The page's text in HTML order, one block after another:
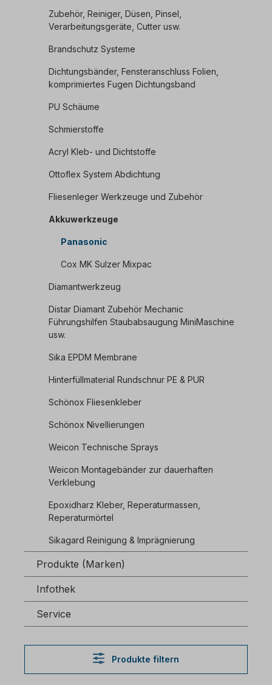
Zubehör, Reiniger, Düsen, Pinsel,
Verarbeitungsgeräte, Cutter usw.
Brandschutz Systeme
Dichtungsbänder, Fensteranschluss Folien,
komprimiertes Fugen Dichtungsband
PU Schäume
Schmierstoffe
Acryl Kleb- und Dichtstoffe
Ottoflex System Abdichtung
Fliesenleger Werkzeuge und Zubehör
Akkuwerkzeuge
Panasonic
Cox MK Sulzer Mixpac
Diamantwerkzeug
Distar Diamant Zubehör Mechanic
Führungshilfen Staubabsaugung MiniMaschine
usw.
Sika EPDM Membrane
Hinterfüllmaterial Rundschnur PE & PUR
Schönox Fliesenkleber
Schönox Nivellierungen
Weicon Technische Sprays
Weicon Montagebänder zur dauerhaften
Verklebung
Epoxidharz Kleber, Reperaturmassen,
Reperaturmörtel
Sikagard Reinigung & Imprägnierung
Produkte (Marken)
Infothek
Service
Produkte filtern